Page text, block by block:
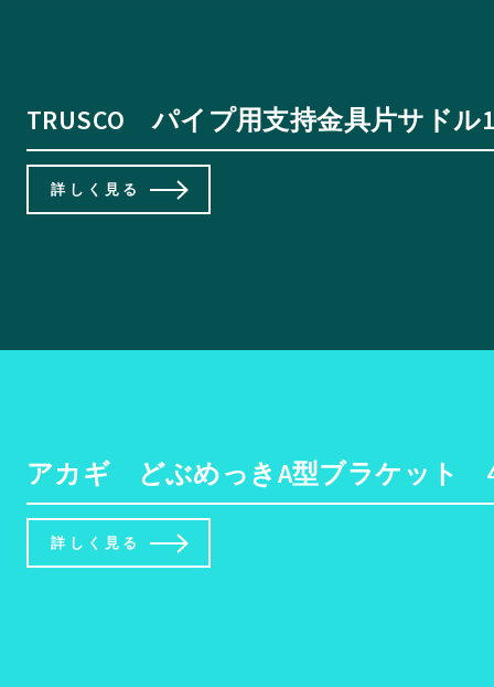
TRUSCO パイプ用支持金具片サド
詳しく見る
アカギ どぶめっきA型ブラケット
詳しく見る